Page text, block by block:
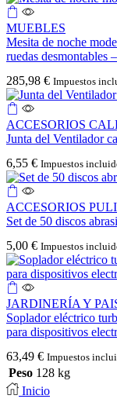
MUEBLES
Mesita de noche
ruedas desmontables
285,98 € Impuestos
ACCESORIOS
Junta del Ventilador
6,55 € Impuestos
ACCESORIOS
Set de 50 discos
5,00 € Impuestos
JARDINERÍA Y
Soplador eléctrico
para dispositivos
63,49 € Impuestos
Peso 128 kg
Inicio